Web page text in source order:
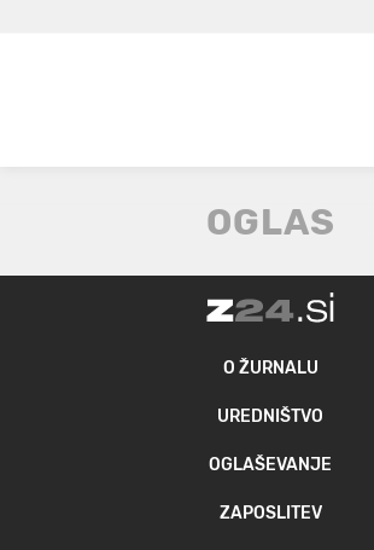
O ŽURNALU
UREDNIŠTVO
OGLAŠEVANJE
ZAPOSLITEV